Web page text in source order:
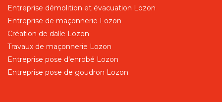
Entreprise démolition et évacuation Lozon
Entreprise de maçonnerie Lozon
Création de dalle Lozon
Travaux de maçonnerie Lozon
Entreprise pose d'enrobé Lozon
Entreprise pose de goudron Lozon